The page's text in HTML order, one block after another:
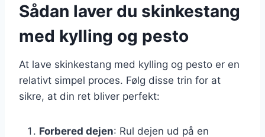
Sådan laver du skinkestang
med kylling og pesto
At lave skinkestang med kylling og pesto er en
relativt simpel proces. Følg disse trin for at
sikre, at din ret bliver perfekt:
Forbered dejen: Rul dejen ud på en